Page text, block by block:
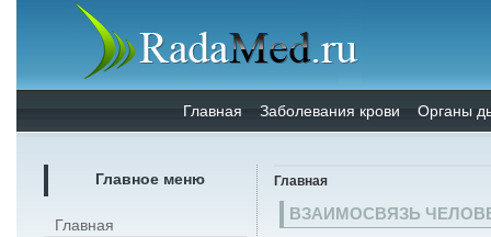
Главная Заболевания крови Органы
Главное меню
Главная
Главная
ВЗАИМОСВЯЗЬ